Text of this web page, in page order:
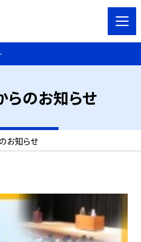
のお知らせ
お知らせ